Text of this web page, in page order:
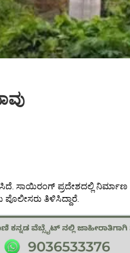
ಸಾಯಿರಂಗ್ ಪ್ರದೇಶದಲ್ಲಿ ನಿರ್ಮಾಣ
ತಿಳಿಸಿದ್ದಾರೆ.